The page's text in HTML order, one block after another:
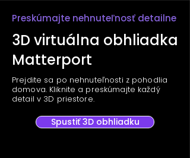
Preskúmajte nehnuteľnosť detailne
3D virtuálna obhliadka
Matterport
Prejdite sa po nehnuteľnosti z pohodlia
domova. Kliknite a preskúmajte každý
detail v 3D priestore.
Spustiť 3D obhliadku